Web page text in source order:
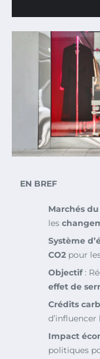
EN BREF
Marchés
les
Système
CO2 pour
Objectif:
effet de
Crédits
d’influencer
Impact
politiques